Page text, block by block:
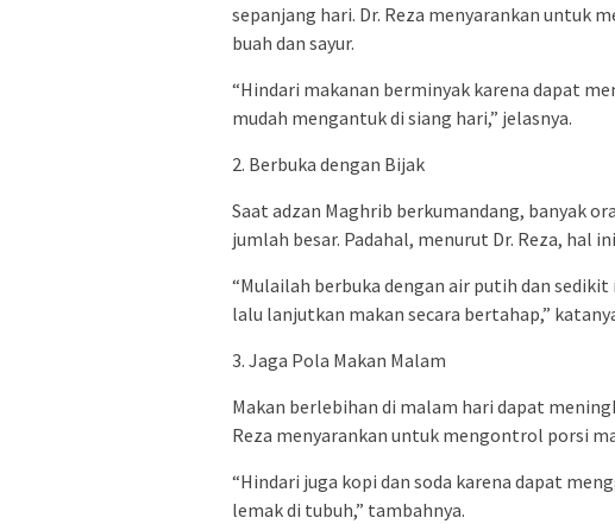
sepanjang hari. Dr. Reza menyarankan untuk
buah dan sayur.
“Hindari makanan berminyak karena dapat
mudah mengantuk di siang hari,” jelasnya.
2. Berbuka dengan Bijak
Saat adzan Maghrib berkumandang, banyak
jumlah besar. Padahal, menurut Dr. Reza, hal
“Mulailah berbuka dengan air putih dan
lalu lanjutkan makan secara bertahap,”
3. Jaga Pola Makan Malam
Makan berlebihan di malam hari dapat
Reza menyarankan untuk mengontrol porsi
“Hindari juga kopi dan soda karena dapat
lemak di tubuh,” tambahnya.